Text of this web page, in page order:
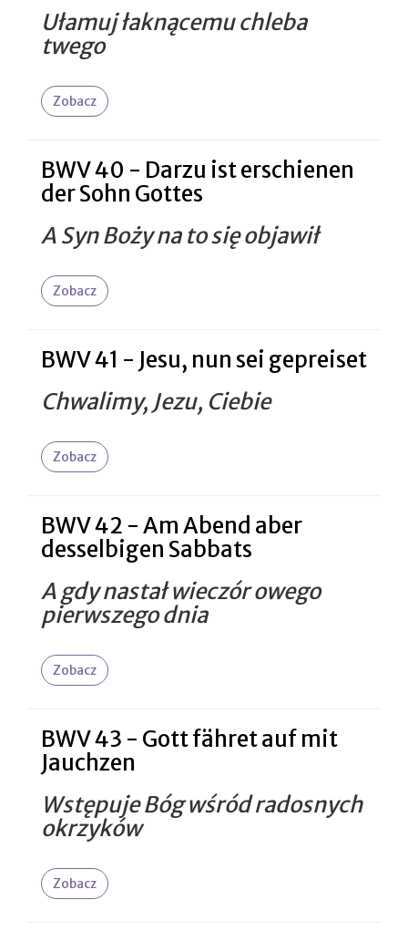
Ułamuj łaknącemu chleba
twego
Zobacz
BWV 40 - Darzu ist erschienen
der Sohn Gottes
A Syn Boży na to się objawił
Zobacz
BWV 41 - Jesu, nun sei gepreiset
Chwalimy, Jezu, Ciebie
Zobacz
BWV 42 - Am Abend aber
desselbigen Sabbats
A gdy nastał wieczór owego
pierwszego dnia
Zobacz
BWV 43 - Gott fähret auf mit
Jauchzen
Wstępuje Bóg wśród radosnych
okrzyków
Zobacz